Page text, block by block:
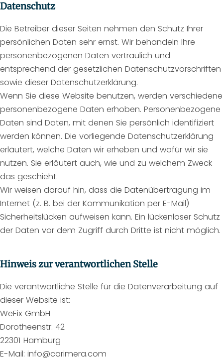
Datenschutz
Die Betreiber dieser Seiten nehmen den Schutz Ihrer
persönlichen Daten sehr ernst. Wir behandeln Ihre
personenbezogenen Daten vertraulich und
entsprechend der gesetzlichen Datenschutzvorschriften
sowie dieser Datenschutzerklärung.
Wenn Sie diese Website benutzen, werden verschiedene
personenbezogene Daten erhoben. Personenbezogene
Daten sind Daten, mit denen Sie persönlich identifiziert
werden können. Die vorliegende Datenschutzerklärung
erläutert, welche Daten wir erheben und wofür wir sie
nutzen. Sie erläutert auch, wie und zu welchem Zweck
das geschieht.
Wir weisen darauf hin, dass die Datenübertragung im
Internet (z. B. bei der Kommunikation per E-Mail)
Sicherheitslücken aufweisen kann. Ein lückenloser Schutz
der Daten vor dem Zugriff durch Dritte ist nicht möglich.
Hinweis zur verantwortlichen Stelle
Die verantwortliche Stelle für die Datenverarbeitung auf
dieser Website ist:
WeFix GmbH
Dorotheenstr. 42
22301 Hamburg
E-Mail: info@carimera.com